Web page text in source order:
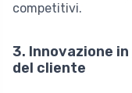
competitivi.
3. Innovazione
del cliente